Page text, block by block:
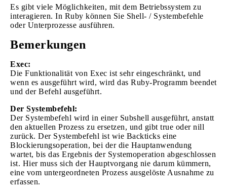
Es gibt viele Möglichkeiten, mit dem Betriebssystem zu
interagieren. In Ruby können Sie Shell- / Systembefehle
oder Unterprozesse ausführen.
Bemerkungen
Exec:
Die Funktionalität von Exec ist sehr eingeschränkt, und
wenn es ausgeführt wird, wird das Ruby-Programm beendet
und der Befehl ausgeführt.
Der Systembefehl:
Der Systembefehl wird in einer Subshell ausgeführt, anstatt
den aktuellen Prozess zu ersetzen, und gibt true oder nill
zurück. Der Systembefehl ist wie Backticks eine
Blockierungsoperation, bei der die Hauptanwendung
wartet, bis das Ergebnis der Systemoperation abgeschlossen
ist. Hier muss sich der Hauptvorgang nie darum kümmern,
eine vom untergeordneten Prozess ausgelöste Ausnahme zu
erfassen.